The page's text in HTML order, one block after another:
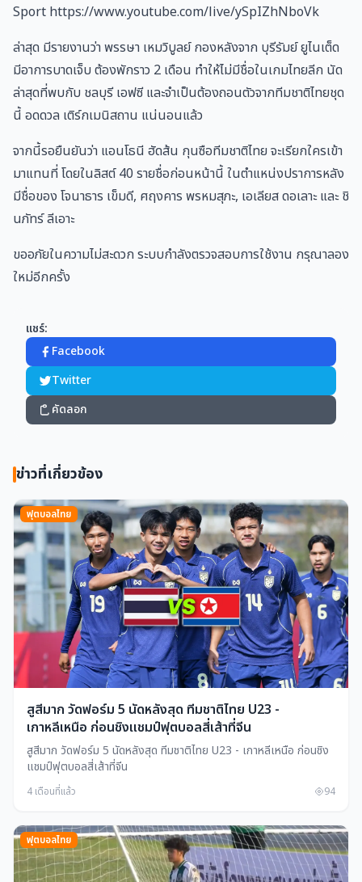
Sport https://www.youtube.com/live/ySpIZhNboVk
ล่าสุด มีรายงานว่า พรรษา เหมวิบูลย์ กองหลังจาก บุรีรัมย์ ยูไนเต็ด
มีอาการบาดเจ็บ ต้องพักราว 2 เดือน ทำให้ไม่มีชื่อในเกมไทยลีก นัด
ล่าสุดที่พบกับ ชลบุรี เอฟซี และจำเป็นต้องถอนตัวจากทีมชาติไทยชุด
นี้ อดดวล เติร์กเมนิสถาน แน่นอนแล้ว
จากนี้รอยืนยันว่า แอนโธนี ฮัดส้น กุนซือทีมชาติไทย จะเรียกใครเข้า
มาแทนที่ โดยในลิสต์ 40 รายชื่อก่อนหน้านี้ ในตำแหน่งปราการหลัง
มีชื่อของ โจนาธาร เข็มดี, ศฤงคาร พรหมสุภะ, เอเลียส ดอเลาะ และ ชิ
นภัทร์ ลีเอาะ
ขออภัยในความไม่สะดวก ระบบกำลังตรวจสอบการใช้งาน กรุณาลอง
ใหม่อีกครั้ง
แชร์:
Facebook
Twitter
คัดลอก
ข่าวที่เกี่ยวข้อง
ฟุตบอลไทย
สูสีมาก วัดฟอร์ม 5 นัดหลังสุด ทีมชาติไทย U23 -
เกาหลีเหนือ ก่อนชิงแชมป์ฟุตบอลสี่เส้าที่จีน
สูสีมาก วัดฟอร์ม 5 นัดหลังสุด ทีมชาติไทย U23 - เกาหลีเหนือ ก่อนชิง
แชมป์ฟุตบอลสี่เส้าที่จีน
4 เดือนที่แล้ว 94
ฟุตบอลไทย